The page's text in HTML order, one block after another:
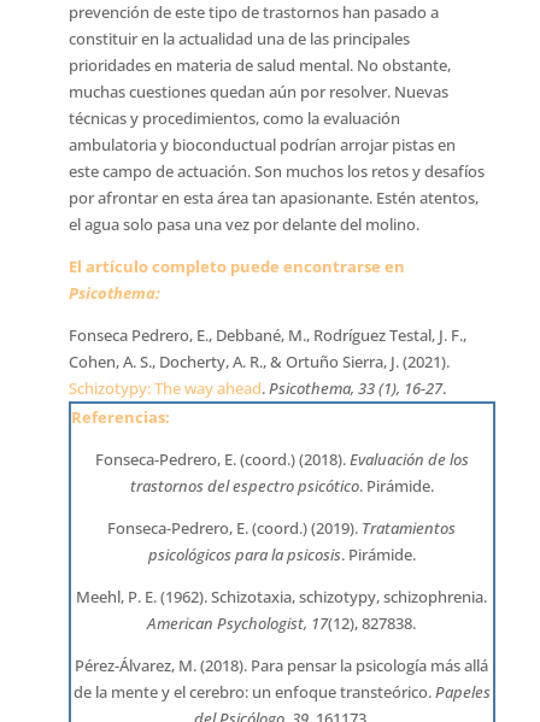
prevención de este tipo de trastornos han pasado a
constituir en la actualidad una de las principales
prioridades en materia de salud mental. No obstante,
muchas cuestiones quedan aún por resolver. Nuevas
técnicas y procedimientos, como la evaluación
ambulatoria y bioconductual podrían arrojar pistas en
este campo de actuación. Son muchos los retos y desafíos
por afrontar en esta área tan apasionante. Estén atentos,
el agua solo pasa una vez por delante del molino.
El artículo completo puede encontrarse en
Psicothema:
Fonseca Pedrero, E., Debbané, M., Rodríguez Testal, J. F.,
Cohen, A. S., Docherty, A. R., & Ortuño Sierra, J. (2021).
Schizotypy: The way ahead.Psicothema, 33 (1), 16-27.
Referencias:
Fonseca-Pedrero, E. (coord.) (2018).Evaluación de los
trastornos del espectro psicótico. Pirámide.
Fonseca-Pedrero, E. (coord.) (2019). Tratamientos
psicológicos para la psicosis. Pirámide.
Meehl, P. E. (1962). Schizotaxia, schizotypy, schizophrenia.
American Psychologist, 17(12), 827838.
Pérez-Álvarez, M. (2018). Para pensar la psicología más allá
de la mente y el cerebro: un enfoque transteórico.Papeles